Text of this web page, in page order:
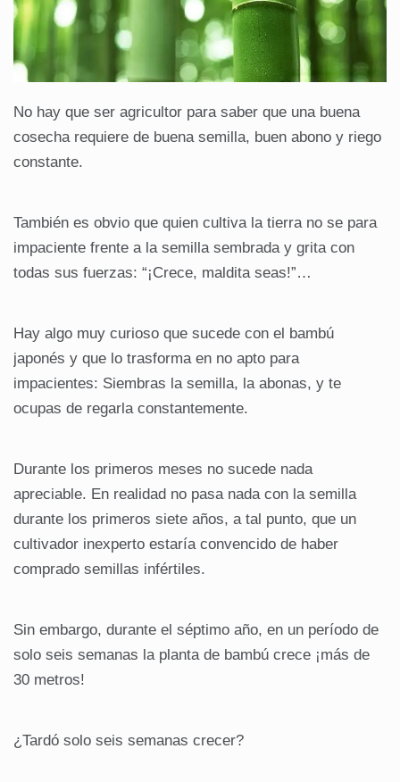
No hay que ser agricultor para saber que una buena
cosecha requiere de buena semilla, buen abono y riego
constante.
También es obvio que quien cultiva la tierra no se para
impaciente frente a la semilla sembrada y grita con
todas sus fuerzas: “¡Crece, maldita seas!”…
Hay algo muy curioso que sucede con el bambú
japonés y que lo trasforma en no apto para
impacientes: Siembras la semilla, la abonas, y te
ocupas de regarla constantemente.
Durante los primeros meses no sucede nada
apreciable. En realidad no pasa nada con la semilla
durante los primeros siete años, a tal punto, que un
cultivador inexperto estaría convencido de haber
comprado semillas infértiles.
Sin embargo, durante el séptimo año, en un período de
solo seis semanas la planta de bambú crece ¡más de
30 metros!
¿Tardó solo seis semanas crecer?